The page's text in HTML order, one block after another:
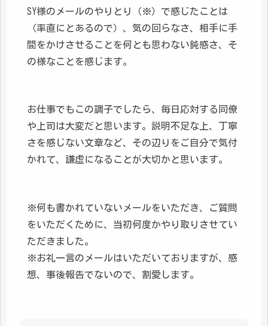
SY様のメールのやりとり（※）で感じたことは
（率直にとあるので）、気の回らなさ、相手に手
間をかけさせることを何とも思わない鈍感さ、そ
の様なことを感じます。
お仕事でもこの調子でしたら、毎日応対する同僚
や上司は大変だと思います。説明不足な上、丁寧
さを感じない文章など、その辺りをご自分で気付
かれて、謙虚になることが大切かと思います。
※何も書かれていないメールをいただき、ご質問
をいただくために、当初何度かやり取りさせてい
ただきました。
※お礼一言のメールはいただいておりますが、感
想、事後報告でないので、割愛します。